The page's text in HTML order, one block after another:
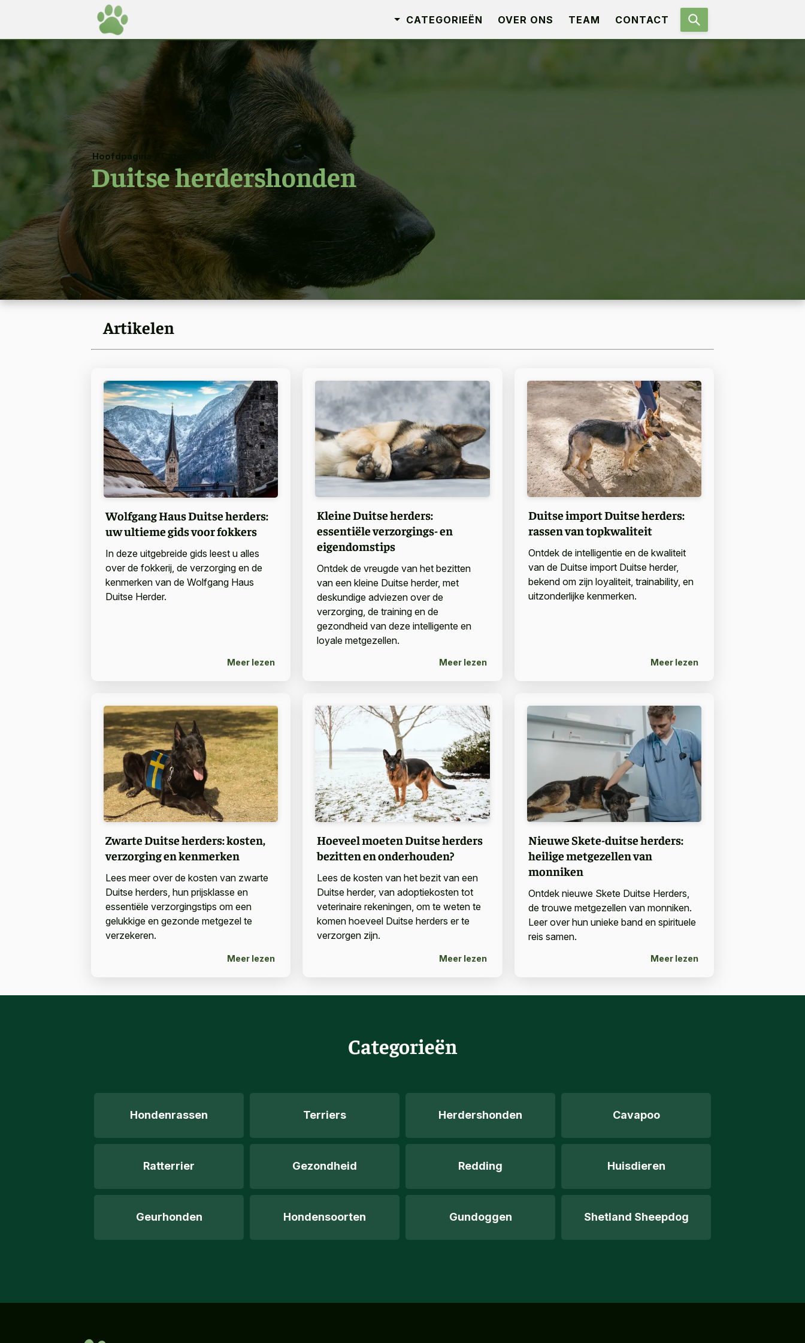
CATEGORIEËN OVER ONS TEAM CONTACT
Hoofdpagina Categorieën
Duitse herdershonden
Artikelen
Wolfgang Haus Duitse herders:
uw ultieme gids voor fokkers
In deze uitgebreide gids leest u alles
over de fokkerij, de verzorging en de
kenmerken van de Wolfgang Haus
Duitse Herder.
Meer lezen
Kleine Duitse herders:
essentiële verzorgings- en
eigendomstips
Ontdek de vreugde van het bezitten
van een kleine Duitse herder, met
deskundige adviezen over de
verzorging, de training en de
gezondheid van deze intelligente en
loyale metgezellen.
Meer lezen
Duitse import Duitse herders:
rassen van topkwaliteit
Ontdek de intelligentie en de kwaliteit
van de Duitse import Duitse herder,
bekend om zijn loyaliteit, trainability, en
uitzonderlijke kenmerken.
Meer lezen
Zwarte Duitse herders: kosten,
verzorging en kenmerken
Lees meer over de kosten van zwarte
Duitse herders, hun prijsklasse en
essentiële verzorgingstips om een
gelukkige en gezonde metgezel te
verzekeren.
Meer lezen
Hoeveel moeten Duitse herders
bezitten en onderhouden?
Lees de kosten van het bezit van een
Duitse herder, van adoptiekosten tot
veterinaire rekeningen, om te weten te
komen hoeveel Duitse herders er te
verzorgen zijn.
Meer lezen
Nieuwe Skete-duitse herders:
heilige metgezellen van
monniken
Ontdek nieuwe Skete Duitse Herders,
de trouwe metgezellen van monniken.
Leer over hun unieke band en spirituele
reis samen.
Meer lezen
Categorieën
Hondenrassen Terriers Herdershonden Cavapoo
Ratterrier Gezondheid Redding Huisdieren
Geurhonden Hondensoorten Gundoggen Shetland Sheepdog